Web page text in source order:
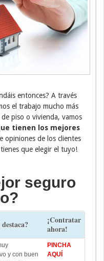
entonces? A través
el trabajo mucho más
piso o vivienda, vamos
tienen los mejores
opiniones de los clientes
que elegir el tuyo!
seguro
¡Contratar
ahora!
y con buen
PINCHA
AQUÍ